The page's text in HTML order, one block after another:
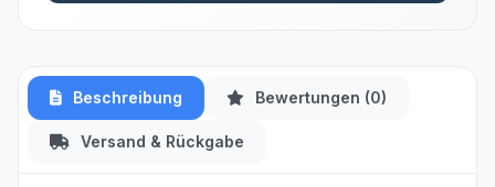
Beschreibung Bewertungen (0)
Versand & Rückgabe